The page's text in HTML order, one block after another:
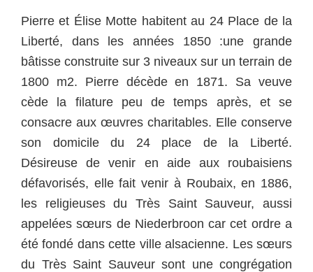
Pierre et Élise Motte habitent au 24 Place de la
Liberté, dans les années 1850 :une grande
bâtisse construite sur 3 niveaux sur un terrain de
1800 m2. Pierre décède en 1871. Sa veuve
cède la filature peu de temps après, et se
consacre aux œuvres charitables. Elle conserve
son domicile du 24 place de la Liberté.
Désireuse de venir en aide aux roubaisiens
défavorisés, elle fait venir à Roubaix, en 1886,
les religieuses du Très Saint Sauveur, aussi
appelées sœurs de Niederbroon car cet ordre a
été fondé dans cette ville alsacienne. Lessœurs
du Très Saint Sauveursont une congrégation